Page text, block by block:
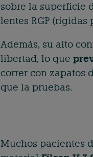
sobre la superficie
lentes RGP (rígidas
Además, su alto
libertad, lo que
correr con zapatos
que la pruebas.
Muchos pacientes